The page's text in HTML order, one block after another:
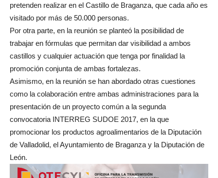
pretenden realizar en el Castillo de Braganza, que cada año es
visitado por más de 50.000 personas.
Por otra parte, en la reunión se planteó la posibilidad de
trabajar en fórmulas que permitan dar visibilidad a ambos
castillos y cualquier actuación que tenga por finalidad la
promoción conjunta de ambas fortalezas.
Asimismo, en la reunión se han abordado otras cuestiones
como la colaboración entre ambas administraciones para la
presentación de un proyecto común a la segunda
convocatoria INTERREG SUDOE 2017, en la que
promocionar los productos agroalimentarios de la Diputación
de Valladolid, el Ayuntamiento de Braganza y la Diputación de
León.